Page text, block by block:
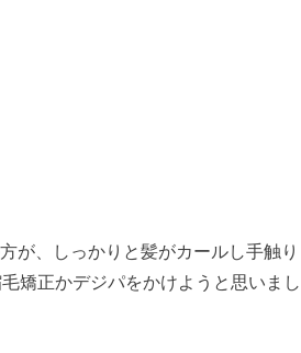
が、しっかりと髪がカールし手触
矯正かデジパをかけようと思いま